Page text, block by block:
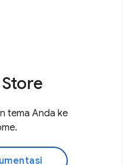
tema Anda ke